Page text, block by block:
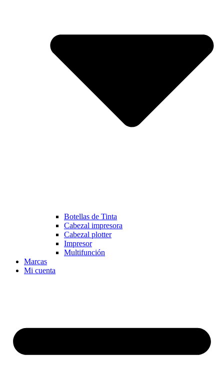
Botellas de Tinta
Cabezal impresora
Cabezal plotter
Impresor
Multifunción
Marcas
Mi cuenta